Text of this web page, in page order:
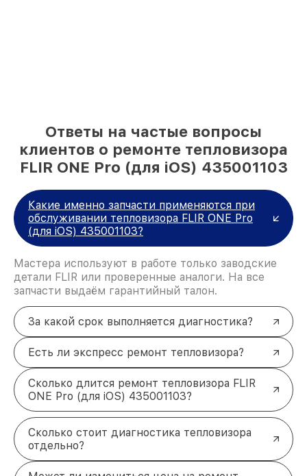
Ответы на частые вопросы
клиентов о ремонте тепловизора
FLIR ONE Pro (для iOS) 435001103
Какие именно запчасти применяются при
обслуживании тепловизора FLIR ONE Pro
(для iOS) 435001103?
Мастера используют в работе только заводские
детали FLIR или проверенные аналоги. На все
запчасти выдаём гарантийный талон.
За какой срок выполняется диагностика?
Есть ли экспресс ремонт тепловизора?
Сколько длится ремонт тепловизора FLIR
ONE Pro (для iOS) 435001103?
Сколько стоит диагностика тепловизора
отдельно?